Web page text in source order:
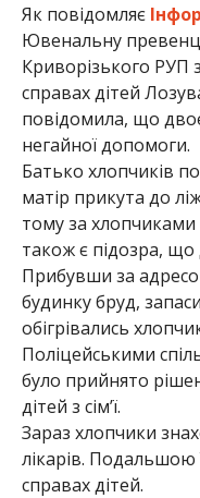
Як повідомляє
Ювенальну
Криворізького РУП
справах дітей
повідомила, що
негайної допомоги.
Батько хлопчиків
матір прикута до
тому за
також є підозра, що
Прибувши за
будинку бруд, запаси
обігрівались
Поліцейськими
було прийнято
дітей з сім’ї.
Зараз хлопчики
лікарів. Подальшою
справах дітей.